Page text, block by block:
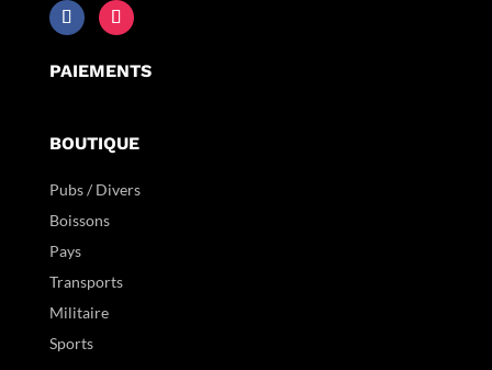
PAIEMENTS
BOUTIQUE
Pubs / Divers
Boissons
Pays
Transports
Militaire
Sports